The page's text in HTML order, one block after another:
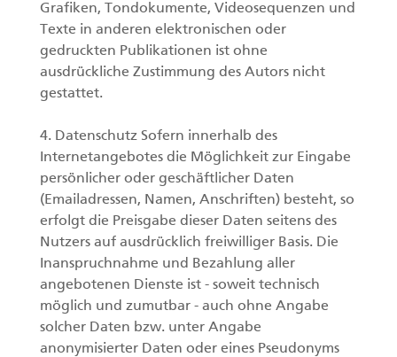
Grafiken, Tondokumente, Videosequenzen und
Texte in anderen elektronischen oder
gedruckten Publikationen ist ohne
ausdrückliche Zustimmung des Autors nicht
gestattet.
4. Datenschutz Sofern innerhalb des
Internetangebotes die Möglichkeit zur Eingabe
persönlicher oder geschäftlicher Daten
(Emailadressen, Namen, Anschriften) besteht, so
erfolgt die Preisgabe dieser Daten seitens des
Nutzers auf ausdrücklich freiwilliger Basis. Die
Inanspruchnahme und Bezahlung aller
angebotenen Dienste ist - soweit technisch
möglich und zumutbar - auch ohne Angabe
solcher Daten bzw. unter Angabe
anonymisierter Daten oder eines Pseudonyms